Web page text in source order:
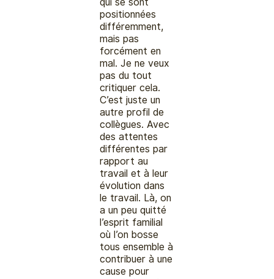
positionnées
différemment,
mais pas
forcément en
mal. Je ne veux
pas du tout
critiquer cela.
C’est juste un
autre profil de
collègues. Avec
des attentes
différentes par
rapport au
travail et à leur
évolution dans
le travail. Là, on
a un peu quitté
l’esprit familial
où l’on bosse
tous ensemble à
contribuer à une
cause pour